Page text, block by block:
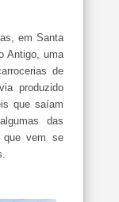
em Santa
Antigo, uma
de
produzido
que saíam
das
que vem se